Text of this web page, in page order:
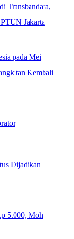
Transbandara,
pada Mei
Jakarta
Kembali
Dijadikan
5.000, Moh